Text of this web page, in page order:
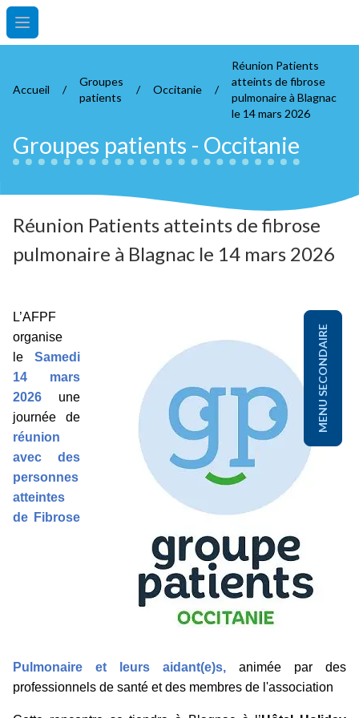
Open main menu
Accueil /
Groupes
patients
/ Occitanie /
Réunion Patients
atteints de fibrose
pulmonaire à Blagnac
le 14 mars 2026
Groupes patients - Occitanie
Réunion Patients atteints de fibrose
pulmonaire à Blagnac le 14 mars 2026
L’AFPF
organise
le Samedi
14 mars
2026
une
journée de
réunion
avec des
personnes
atteintes
de Fibrose
Pulmonaire et leurs aidant(e)s, animée par des
professionnels de santé et des membres de l'association
MENU SECONDAIRE